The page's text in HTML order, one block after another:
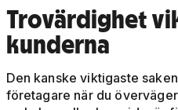
Trovärdighet
kunderna
Den kanske viktigaste
företagare när du